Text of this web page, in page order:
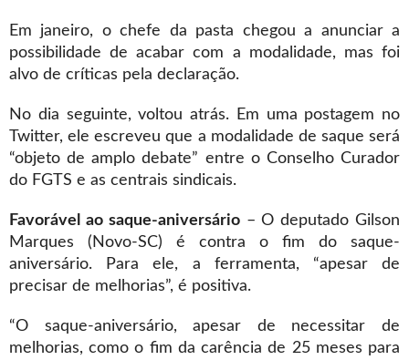
Em janeiro, o chefe da pasta chegou a anunciar a
possibilidade de acabar com a modalidade, mas foi
alvo de críticas pela declaração.
No dia seguinte, voltou atrás. Em uma postagem no
Twitter, ele escreveu que a modalidade de saque será
“objeto de amplo debate” entre o Conselho Curador
do FGTS e as centrais sindicais.
Favorável ao saque-aniversário– O deputado Gilson
Marques (Novo-SC) é contra o fim do saque-
aniversário. Para ele, a ferramenta, “apesar de
precisar de melhorias”, é positiva.
“O saque-aniversário, apesar de necessitar de
melhorias, como o fim da carência de 25 meses para